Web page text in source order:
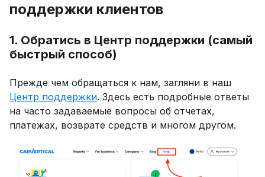
поддержки клиентов
1. Обратись в Центр поддержки (самый
быстрый способ)
Прежде чем обращаться к нам, загляни в наш
Центр поддержки. Здесь есть подробные ответы
на часто задаваемые вопросы об отчетах,
платежах, возврате средств и многом другом.